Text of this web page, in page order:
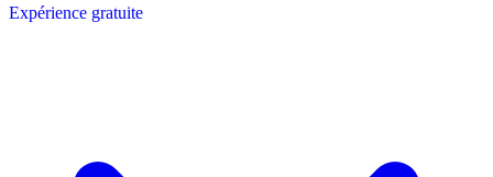
Expérience gratuite